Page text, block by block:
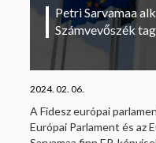
Petri Sarvamaa
Számvevőszék
2024. 02. 06.
A Fidesz európai
Európai Parlament és az